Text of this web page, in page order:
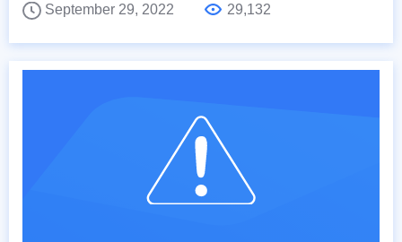
September 29, 2022
29,132